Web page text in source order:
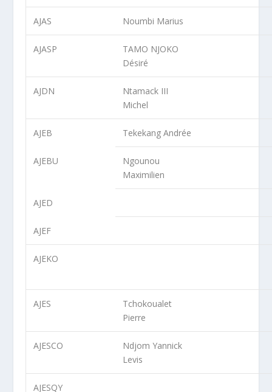
AJAS Noumbi Marius
AJASP
TAMO NJOKO
Désiré
AJDN
Ntamack III
Michel
AJEB Tekekang Andrée
AJEBU
Ngounou
Maximilien
AJED
AJEF
AJEKO
AJES
Tchokoualet
Pierre
AJESCO
Ndjom Yannick
Levis
AJESQY